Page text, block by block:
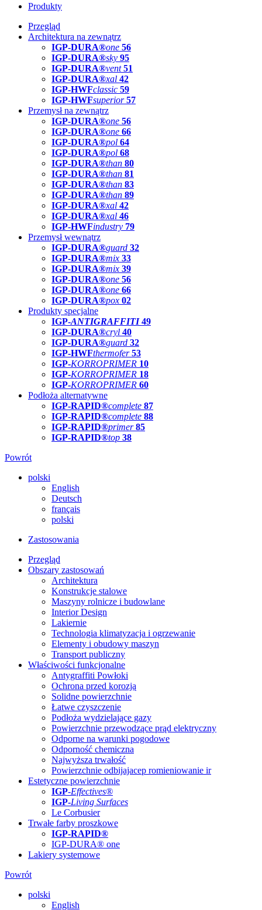
Produkty
Przegląd
Architektura na zewnątrz
IGP-DURA®one 56
IGP-DURA®sky 95
IGP-DURA®vent 51
IGP-DURA®xal 42
IGP-HWFclassic 59
IGP-HWFsuperior 57
Przemysł na zewnątrz
IGP-DURA®one 56
IGP-DURA®one 66
IGP-DURA®pol 64
IGP-DURA®pol 68
IGP-DURA®than 80
IGP-DURA®than 81
IGP-DURA®than 83
IGP-DURA®than 89
IGP-DURA®xal 42
IGP-DURA®xal 46
IGP-HWFindustry 79
Przemysł wewnątrz
IGP-DURA®guard 32
IGP-DURA®mix 33
IGP-DURA®mix 39
IGP-DURA®one 56
IGP-DURA®one 66
IGP-DURA®pox 02
Produkty specjalne
IGP-ANTIGRAFFITI49
IGP-DURA®cryl 40
IGP-DURA®guard 32
IGP-HWFthermofer 53
IGP-KORROPRIMER 10
IGP-KORROPRIMER 18
IGP-KORROPRIMER 60
Podłoża alternatywne
IGP-RAPID®complete 87
IGP-RAPID®complete 88
IGP-RAPID®primer 85
IGP-RAPID®top 38
Powrót
polski
English
Deutsch
français
polski
Zastosowania
Przegląd
Obszary zastosowań
Architektura
Konstrukcje stalowe
Maszyny rolnicze i budowlane
Interior Design
Lakiernie
Technologia klimatyzacja i ogrzewanie
Elementy i obudowy maszyn
Transport publiczny
Właściwości funkcjonalne
Antygraffiti Powłoki
Ochrona przed korozją
Solidne powierzchnie
Łatwe czyszczenie
Podłoża wydzielające gazy
Powierzchnie przewodzące prąd elektryczny
Odporne na warunki pogodowe
Odporność chemiczna
Najwyższa trwałość
Powierzchnie odbijajacep romieniowanie ir
Estetyczne powierzchnie
IGP-Effectives®
IGP-Living Surfaces
Le Corbusier
Trwałe farby proszkowe
IGP-RAPID®
IGP-DURA® one
Lakiery systemowe
Powrót
polski
English